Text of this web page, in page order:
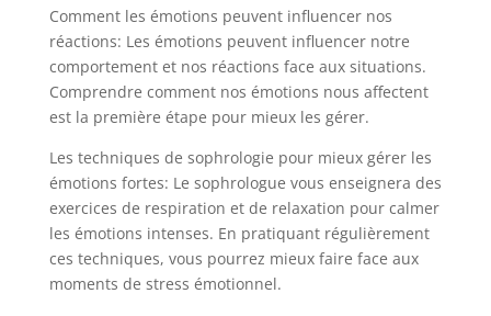
Comment les émotions peuvent influencer nos
réactions: Les émotions peuvent influencer notre
comportement et nos réactions face aux situations.
Comprendre comment nos émotions nous affectent
est la première étape pour mieux les gérer.
Les techniques de sophrologie pour mieux gérer les
émotions fortes: Le sophrologue vous enseignera des
exercices de respiration et de relaxation pour calmer
les émotions intenses. En pratiquant régulièrement
ces techniques, vous pourrez mieux faire face aux
moments de stress émotionnel.